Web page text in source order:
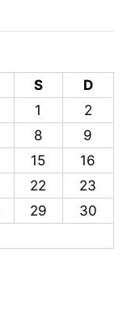
S
D
1
2
8
9
15
16
22
23
29
30